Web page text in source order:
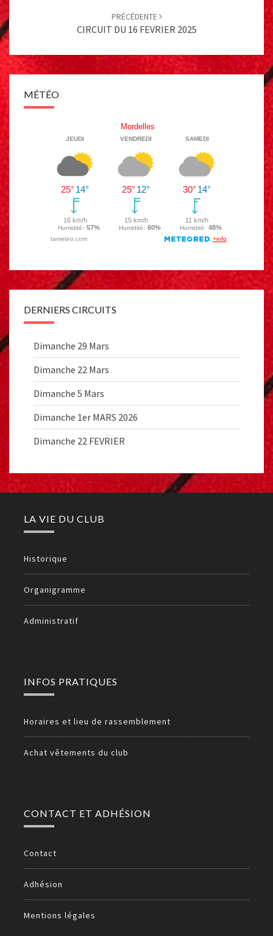
PRÉCÉDENTE
CIRCUIT DU 16 FEVRIER 2025
MÉTÉO
DERNIERS CIRCUITS
Dimanche 29 Mars
Dimanche 22 Mars
Dimanche 5 Mars
Dimanche 1er MARS 2026
Dimanche 22 FEVRIER
LA VIE DU CLUB
Historique
Organigramme
Administratif
INFOS PRATIQUES
Horaires et lieu de rassemblement
Achat vêtements du club
CONTACT ET ADHÉSION
Contact
Adhésion
Mentions légales